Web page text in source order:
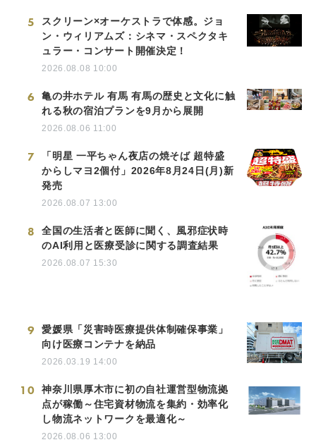
5
スクリーン×オーケストラで体感。ジョ
ン・ウィリアムズ：シネマ・スペクタキ
ュラー・コンサート開催決定！
2026.08.08 10:00
6
亀の井ホテル 有馬 有馬の歴史と文化に触
れる秋の宿泊プランを9月から展開
2026.08.06 11:00
7
「明星 一平ちゃん夜店の焼そば 超特盛
からしマヨ2個付」2026年8月24日(月)新
発売
2026.08.07 13:00
8
全国の生活者と医師に聞く、風邪症状時
のAI利用と医療受診に関する調査結果
2026.08.07 15:30
9
愛媛県「災害時医療提供体制確保事業」
向け医療コンテナを納品
2026.03.19 14:00
10
神奈川県厚木市に初の自社運営型物流拠
点が稼働～住宅資材物流を集約・効率化
し物流ネットワークを最適化～
2026.08.06 13:00